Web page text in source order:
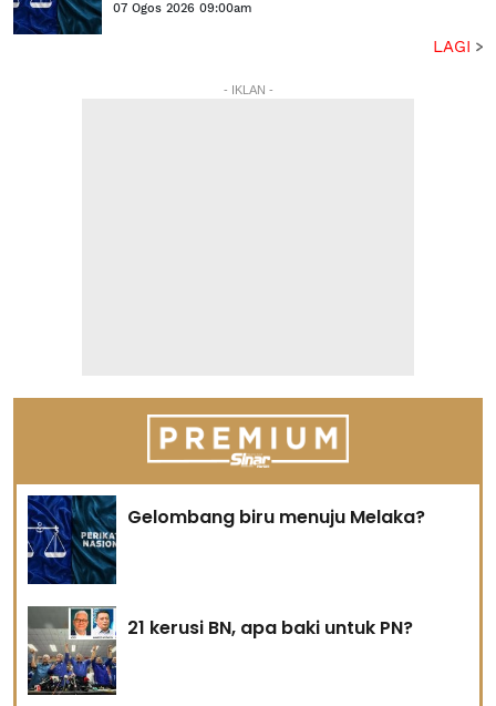
07 Ogos 2026 09:00am
LAGI
- IKLAN -
Gelombang biru menuju Melaka?
21 kerusi BN, apa baki untuk PN?